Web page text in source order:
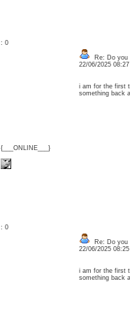
: 0
{___ONLINE___}
Re: Do you
22/06/2025
i am for the first
something back
: 0
Re: Do you
22/06/2025
i am for the first
something back